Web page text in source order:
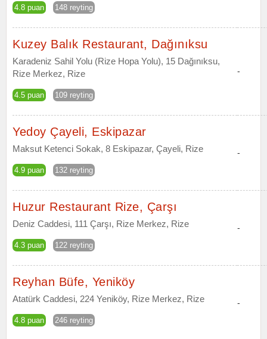
4.8 puan 148 reyting
Kuzey Balık Restaurant, Dağınıksu
Karadeniz Sahil Yolu (Rize Hopa Yolu), 15 Dağınıksu,
Rize Merkez, Rize
4.5 puan 109 reyting
-
Yedoy Çayeli, Eskipazar
Maksut Ketenci Sokak, 8 Eskipazar, Çayeli, Rize
4.9 puan 132 reyting
-
Huzur Restaurant Rize, Çarşı
Deniz Caddesi, 111 Çarşı, Rize Merkez, Rize
4.3 puan 122 reyting
-
Reyhan Büfe, Yeniköy
Atatürk Caddesi, 224 Yeniköy, Rize Merkez, Rize
4.8 puan 246 reyting
-